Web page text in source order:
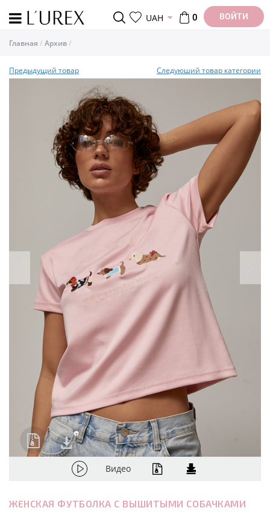
UAH 0 ВОЙТИ
Главная Архив
Предыдущий товар Следуюший товар категории
Видео
ЖЕНСКАЯ ФУТБОЛКА С ВЫШИТЫМИ СОБАЧКАМИ